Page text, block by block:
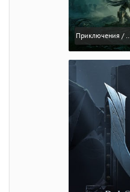
Приключения /